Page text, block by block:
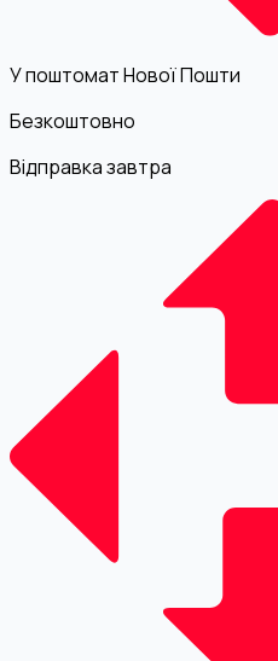
У поштомат Нової Пошти
Безкоштовно
Відправка завтра